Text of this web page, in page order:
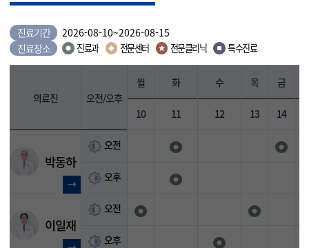
진료기간 2026-08-10~2026-08-15
진료장소
진료과 전문센터 전문클리닉 특수진료
의료진 오전/오후
월 화 수 목 금
10 11 12 13 14
박동하
오전
오후
이일재
오전
오후